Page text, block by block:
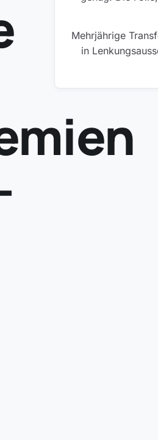
Mehrjährige
in